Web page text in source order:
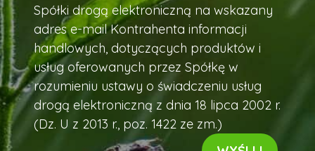
Spółki drogą elektroniczną na wskazany
adres e-mail Kontrahenta informacji
handlowych, dotyczących produktów i
usług oferowanych przez Spółkę w
rozumieniu ustawy o świadczeniu usług
drogą elektroniczną z dnia 18 lipca 2002 r.
(Dz. U z 2013 r., poz. 1422 ze zm.)